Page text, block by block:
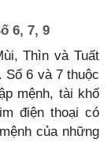
6, 7, 9
Thìn và Tuất
Số 6 và 7 thuộc
mệnh, tài khố
điện thoại có
của những